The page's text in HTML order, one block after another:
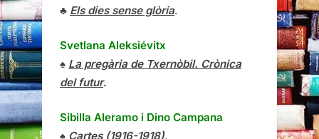
♣ Els dies sense glòria.
Svetlana Aleksiévitx
♠ La pregària de Txernòbil. Crònica
del futur.
Sibilla Aleramo i Dino Campana
♠ Cartes (1916-1918).